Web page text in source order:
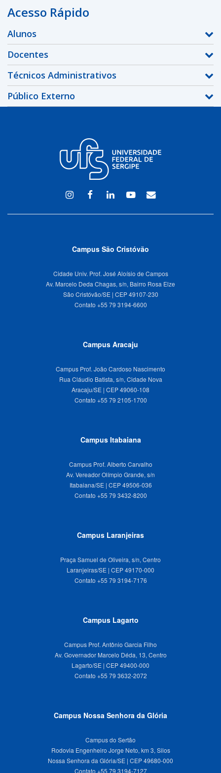
Acesso Rápido
Alunos
Docentes
Técnicos Administrativos
Público Externo
InstagramFacebook
LinkedinYoutubeWEBMAIL
Campus São Cristóvão
Cidade Univ. Prof. José Aloísio de Campos
Av. Marcelo Deda Chagas, s/n, Bairro Rosa Elze
São Cristóvão/SE | CEP 49107-230
Campus Aracaju
Campus Prof. João Cardoso Nascimento
Rua Cláudio Batista, s/n, Cidade Nova
Aracaju/SE | CEP 49060-108
Campus Itabaiana
Campus Prof. Alberto Carvalho
Av. Vereador Olímpio Grande, s/n
Itabaiana/SE | CEP 49506-036
Campus Laranjeiras
Praça Samuel de Oliveira, s/n, Centro
Laranjeiras/SE | CEP 49170-000
Campus Lagarto
Campus Prof. Antônio Garcia Filho
Av. Governador Marcelo Déda, 13, Centro
Lagarto/SE | CEP 49400-000
Campus Nossa Senhora da Glória
Campus do Sertão
Rodovia Engenheiro Jorge Neto, km 3, Silos
Nossa Senhora da Glória/SE | CEP 49680-000
Contato +55 79 3194-7127